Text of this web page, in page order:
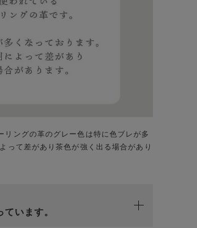
ングの革のグレー色は特に色ブレが多
って差があり茶色が強く出る場合があり
います。